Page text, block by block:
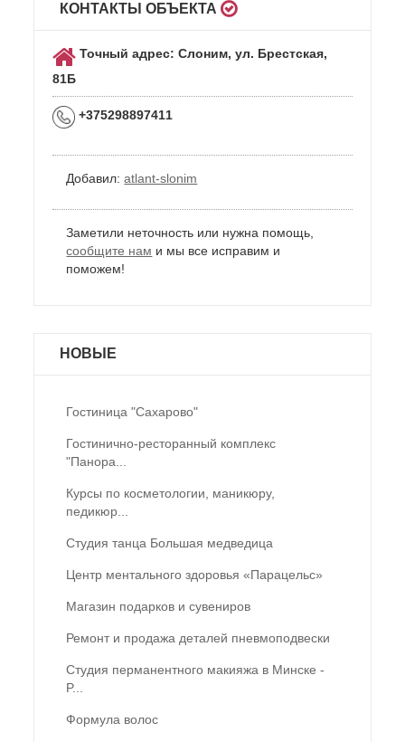
КОНТАКТЫ ОБЪЕКТА
Точный адрес: Слоним, ул. Брестская,
81Б
+375298897411
Добавил: atlant-slonim
Заметили неточность или нужна помощь,
сообщите нам и мы все исправим и
поможем!
НОВЫЕ
Гостиница "Сахарово"
Гостинично-ресторанный комплекс
"Панора...
Курсы по косметологии, маникюру,
педикюр...
Студия танца Большая медведица
Центр ментального здоровья «Парацельс»
Магазин подарков и сувениров
Ремонт и продажа деталей пневмоподвески
Студия перманентного макияжа в Минске -
P...
Формула волос